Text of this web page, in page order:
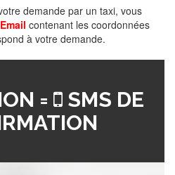
demande par un taxi, vous
Email contenant les coordonnées
à votre demande.
=
SMS DE